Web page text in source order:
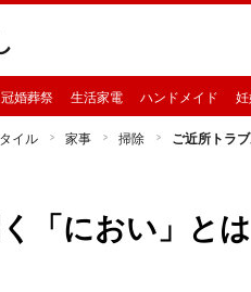
冠婚葬祭 生活家電 ハンドメイド
イル 家事 掃除 ご近所トラ
「におい」と